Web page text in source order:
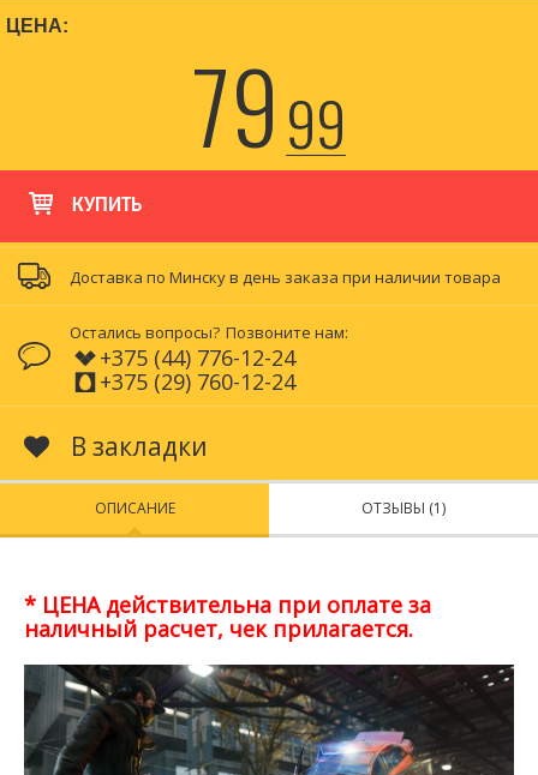
ЦЕНА:
7999
КУПИТЬ
Доставка по Минску в день заказа при наличии товара
Остались вопросы? Позвоните нам:
+375 (44) 776-12-24
+375 (29) 760-12-24
В закладки
ОПИСАНИЕ ОТЗЫВЫ (1)
* ЦЕНА действительна при оплате за
наличный расчет, чек прилагается.